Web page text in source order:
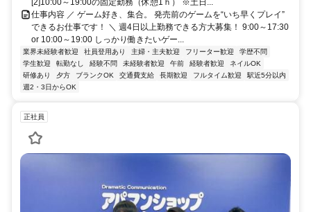
仕事内容 ／ ゲーム好き、集合。 発売前のゲームを“いち早くプレイ”
できるお仕事です！ ＼ 週4日以上勤務できる方大募集！ 9:00～17:30
or 10:00～19:00 しっかり働きたいゲー...
業界未経験者歓迎 社員登用あり 主婦・主夫歓迎 フリーター歓迎
学歴不問
学生歓迎
転勤なし 経験不問 未経験者歓迎 午前 経験者歓迎
ネイルOK
研修あり
夕方 ブランクOK 交通費支給 長期歓迎 フルタイム歓迎
駅近5分以内
週2・3日からOK
正社員